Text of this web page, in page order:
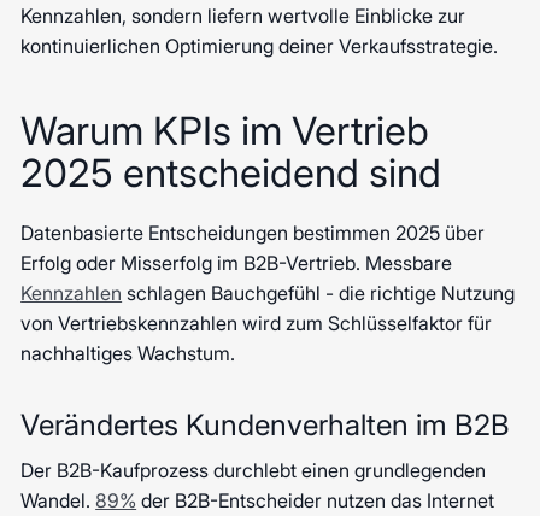
Kennzahlen, sondern liefern wertvolle Einblicke zur
kontinuierlichen Optimierung deiner Verkaufsstrategie.
Warum KPIs im Vertrieb
2025 entscheidend sind
Datenbasierte Entscheidungen bestimmen 2025 über
Erfolg oder Misserfolg im B2B-Vertrieb. Messbare
Kennzahlen schlagen Bauchgefühl - die richtige Nutzung
von Vertriebskennzahlen wird zum Schlüsselfaktor für
nachhaltiges Wachstum.
Verändertes Kundenverhalten im B2B
Der B2B-Kaufprozess durchlebt einen grundlegenden
Wandel.89% der B2B-Entscheider nutzen das Internet